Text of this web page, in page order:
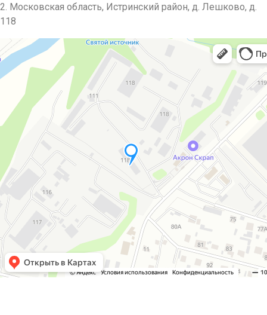
2. Московская область, Истринский район, д. Лешково, д.
118